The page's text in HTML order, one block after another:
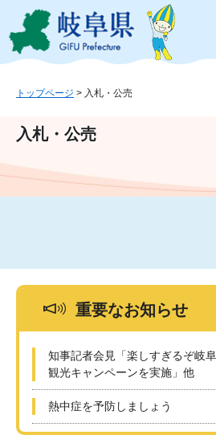
ジ
ュ
文
このページの本文
トップページ > 入札・公売
入札・公売
重要なお知らせ
知事記者会見「楽しすぎるぞ岐
観光キャンペーンを実施」他
熱中症を予防しましょう